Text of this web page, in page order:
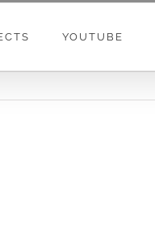
YOUTUBE